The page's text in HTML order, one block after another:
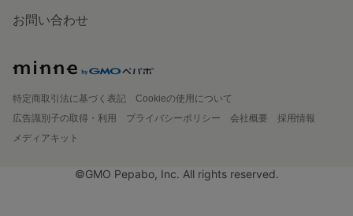
お問い合わせ
特定商取引法に基づく表記
Cookieの使用について
広告識別子の取得・利用
プライバシーポリシー 会社概要
採用情報
メディアキット
©GMO Pepabo, Inc. All rights reserved.